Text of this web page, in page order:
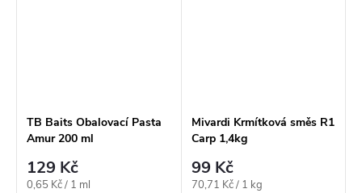
TB Baits Obalovací Pasta
Amur 200 ml
129 Kč
Měrná
0,65 Kč / 1 ml
Mivardi Krmítková směs R1
Carp 1,4kg
99 Kč
Měrná
70,71 Kč / 1 kg